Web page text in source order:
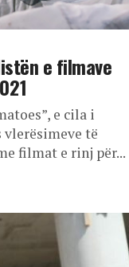
e filmave
e cila i
të
filmat e rinj për...